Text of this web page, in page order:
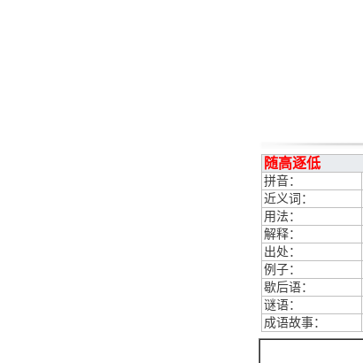
随高逐低
拼音：
近义词：
用法：
解释：
出处：
例子：
歇后语：
谜语：
成语故事：